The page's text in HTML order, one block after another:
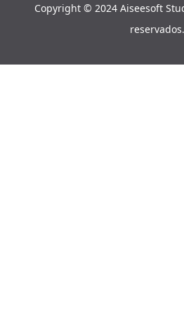
Copyright © 2024 Aiseesoft
reservados.